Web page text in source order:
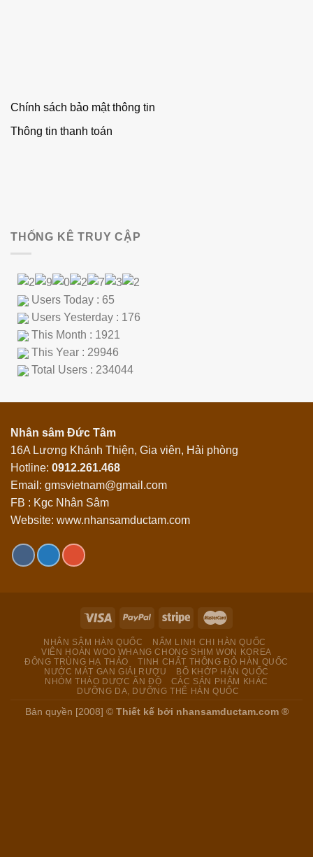
Chính sách bảo mật thông tin
Thông tin thanh toán
THỐNG KÊ TRUY CẬP
Users Today : 65
Users Yesterday : 176
This Month : 1921
This Year : 29946
Total Users : 234044
Nhân sâm Đức Tâm
16A Lương Khánh Thiện, Gia viên, Hải phòng
Hotline: 0912.261.468
Email: gmsvietnam@gmail.com
FB : Kgc Nhân Sâm
Website: www.nhansamductam.com
NHÂN SÂM HÀN QUỐC
NẤM LINH CHI HÀN QUỐC
VIÊN HOÀN WOO WHANG CHONG SHIM WON KOREA
ĐÔNG TRÙNG HẠ THẢO
TINH CHẤT THÔNG ĐỎ HÀN QUỐC
NƯỚC MÁT GAN GIẢI RƯỢU
BỔ KHỚP HÀN QUỐC
NHÓM THẢO DƯỢC ẤN ĐỘ
CÁC SẢN PHẨM KHÁC
DƯỠNG DA, DƯỠNG THỂ HÀN QUỐC
Bản quyền [2008] © Thiết kế bởi nhansamductam.com ®